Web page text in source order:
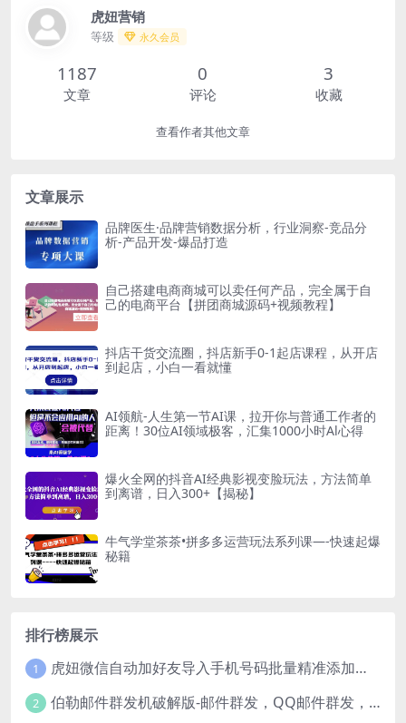
虎妞营销
等级 永久会员
1187
文章
0
评论
3
收藏
查看作者其他文章
文章展示
品牌医生·品牌营销数据分析，行业洞察-竞品分
析-产品开发-爆品打造
自己搭建电商商城可以卖任何产品，完全属于自
己的电商平台【拼团商城源码+视频教程】
抖店干货交流圈，抖店新手0-1起店课程，从开店
到起店，小白一看就懂
AI领航-人生第一节AI课，拉开你与普通工作者的
距离！30位AI领域极客，汇集1000小时Al心得
爆火全网的抖音AI经典影视变脸玩法，方法简单
到离谱，日入300+【揭秘】
牛气学堂茶茶•拼多多运营玩法系列课—-快速起爆
秘籍
排行榜展示
1 虎妞微信自动加好友导入手机号码批量精准添加客户售营销软件微商工具
2 伯勒邮件群发机破解版-邮件群发，QQ邮件群发，邮件群发软件，伯乐邮件群发工具，邮件群发器